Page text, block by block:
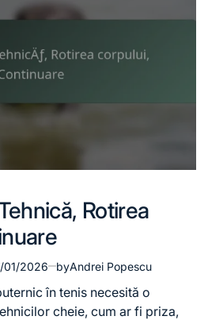
Rotirea
01/2026 byAndrei Popescu
în tenis necesită o
cheie, cum ar fi priza,